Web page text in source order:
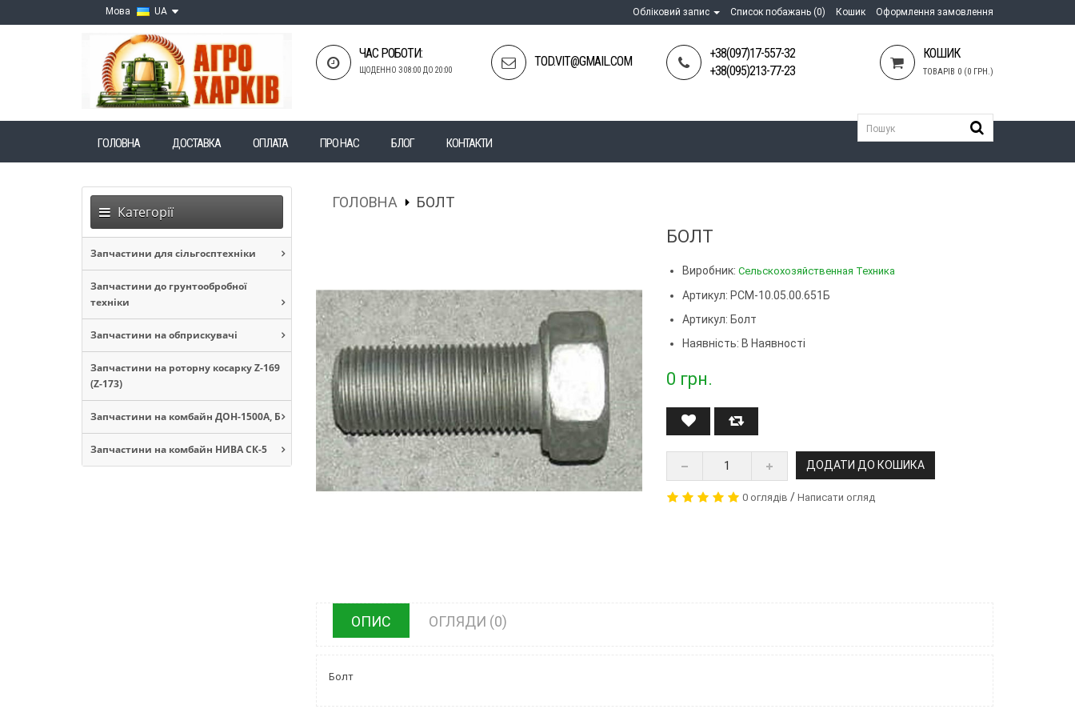
Мова UA Обліковий запис Список побажань (0) Кошик Оформлення замовлення
ЧАС РОБОТИ:
ЩОДЕННО З 08:00 ДО 20:00
TOD.VIT@GMAIL.COM
+38(097)17-557-32
+38(095)213-77-23
КОШИК
ТОВАРІВ 0 (0 ГРН.)
ГОЛОВНА ДОСТАВКА ОПЛАТА ПРО НАС БЛОГ КОНТАКТИ
Категорії
Запчастини для сільгосптехніки
Запчастини до грунтообробної
техніки
Запчастини на обприскувачі
Запчастини на роторну косарку Z-169
(Z-173)
Запчастини на комбайн ДОН-1500А, Б
Запчастини на комбайн НИВА СК-5
ГОЛОВНА БОЛТ
БОЛТ
Виробник:Сельскохозяйственная Техника
Артикул: РСМ-10.05.00.651Б
Артикул: Болт
Наявність: В Наявності
0 грн.
ДОДАТИ ДО КОШИКА
0 оглядів /Написати огляд
ОПИС ОГЛЯДИ (0)
Болт